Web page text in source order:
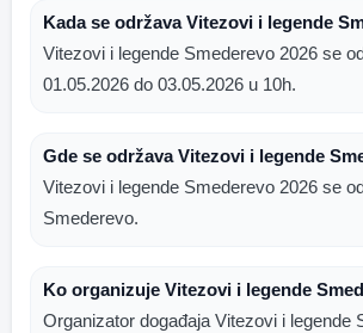
Kada se održava Vitezovi i legende
Vitezovi i legende Smederevo 2026 se
01.05.2026 do 03.05.2026 u 10h.
Gde se održava Vitezovi i legende
Vitezovi i legende Smederevo 2026 se
Smederevo.
Ko organizuje Vitezovi i legende
Organizator događaja Vitezovi i legende